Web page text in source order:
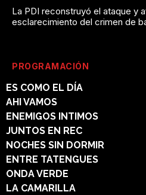
La PDI reconstruyó el ataque y
esclarecimiento del crimen de
PROGRAMACIÓN
ES COMO EL DÍA
AHI VAMOS
ENEMIGOS INTIMOS
JUNTOS EN REC
NOCHES SIN DORMIR
ENTRE TATENGUES
ONDA VERDE
LA CAMARILLA